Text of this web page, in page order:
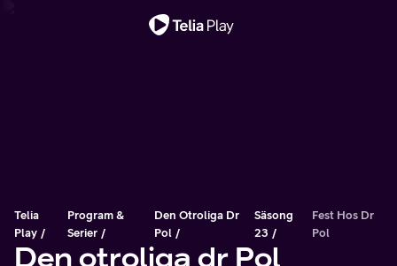
Telia
Play
Program &
Serier
Den Otroliga Dr
Pol
Säsong
23
Fest Hos Dr
Pol
Den otroliga dr Pol